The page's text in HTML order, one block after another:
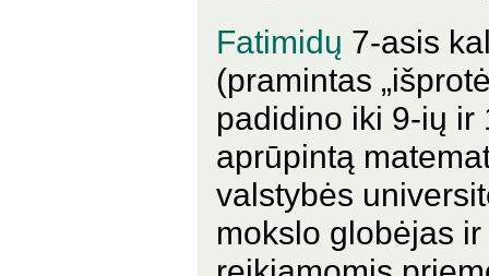
Fatimidų 7-asis
(pramintas
padidino iki 9-ių ir
aprūpintą
valstybės
mokslo globėjas